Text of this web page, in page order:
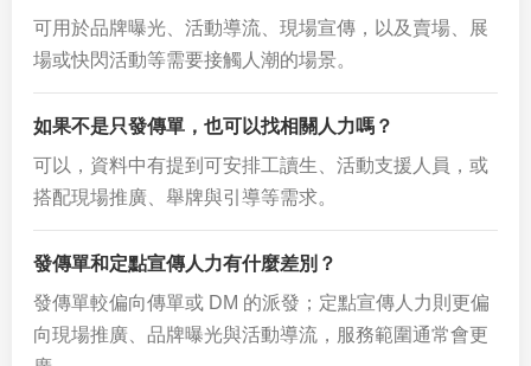
可用於品牌曝光、活動導流、現場宣傳，以及賣場、展
場或快閃活動等需要接觸人潮的場景。
如果不是只發傳單，也可以找相關人力嗎？
可以，資料中有提到可安排工讀生、活動支援人員，或
搭配現場推廣、舉牌與引導等需求。
發傳單和定點宣傳人力有什麼差別？
發傳單較偏向傳單或 DM 的派發；定點宣傳人力則更偏
向現場推廣、品牌曝光與活動導流，服務範圍通常會更